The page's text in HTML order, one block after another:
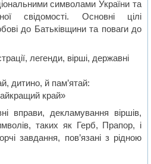
символами України та
свідомості. Основні цілі
до Батьківщини та поваги до
легенди, вірші, державні
дитино, й пам’ятай:
край»
вправи, декламування віршів,
таких як Герб, Прапор, і
завдання, пов’язані з рідною